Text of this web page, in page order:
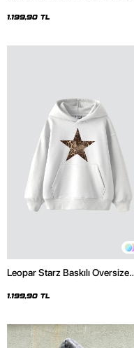
1.199,90 TL
Leopar Starz Baskılı Oversize
1.199,90 TL